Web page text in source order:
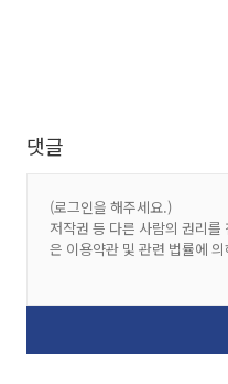
댓글